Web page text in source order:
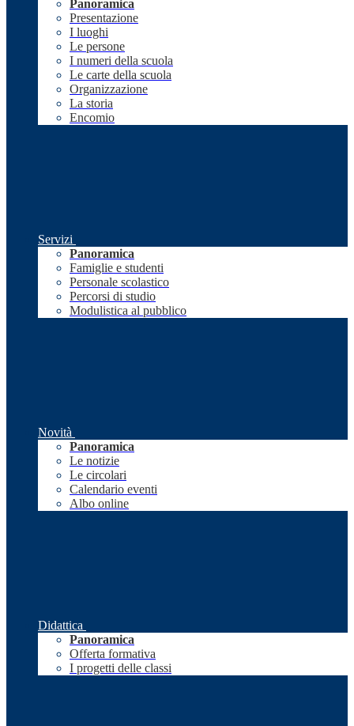
Panoramica
Presentazione
I luoghi
Le persone
I numeri della scuola
Le carte della scuola
Organizzazione
La storia
Encomio
Servizi
Panoramica
Famiglie e studenti
Personale scolastico
Percorsi di studio
Modulistica al pubblico
Novità
Panoramica
Le notizie
Le circolari
Calendario eventi
Albo online
Didattica
Panoramica
Offerta formativa
I progetti delle classi